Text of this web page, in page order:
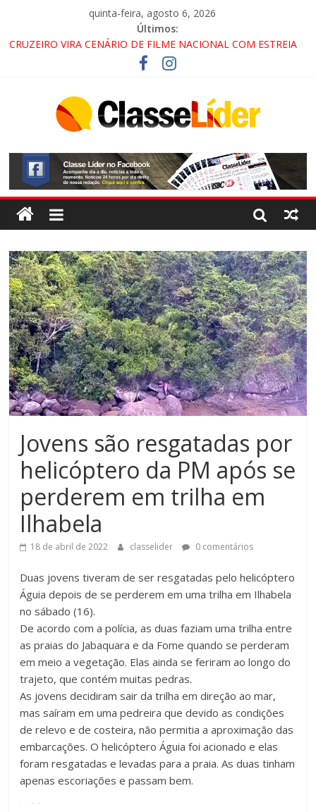
quinta-feira, agosto 6, 2026
Últimos:
CRUZEIRO VIRA CENÁRIO DE FILME NACIONAL COM ESTREIA
PROMOTOR DO GAECO
ACESSO À APARECIDA NA DUTRA SERÁ BLOQUEADO NO FIM
ALTERNATIVAS
LORENA, PINDAMONHANGABA E QUELUZ NA RETA FINAL
PELA FÁBRICA DA COCA-COLA!
Jovens são resgatadas por
helicóptero da PM após se
perderem em trilha em
Ilhabela
18 de abril de 2022 classelider 0 comentários
Duas jovens tiveram de ser resgatadas pelo helicóptero
Águia depois de se perderem em uma trilha em Ilhabela
no sábado (16).
De acordo com a polícia, as duas faziam uma trilha entre
as praias do Jabaquara e da Fome quando se perderam
em meio a vegetação. Elas ainda se feriram ao longo do
trajeto, que contém muitas pedras.
As jovens decidiram sair da trilha em direção ao mar,
mas saíram em uma pedreira que devido as condições
de relevo e de costeira, não permitia a aproximação das
embarcações. O helicóptero Águia foi acionado e elas
foram resgatadas e levadas para a praia. As duas tinham
apenas escoriações e passam bem.